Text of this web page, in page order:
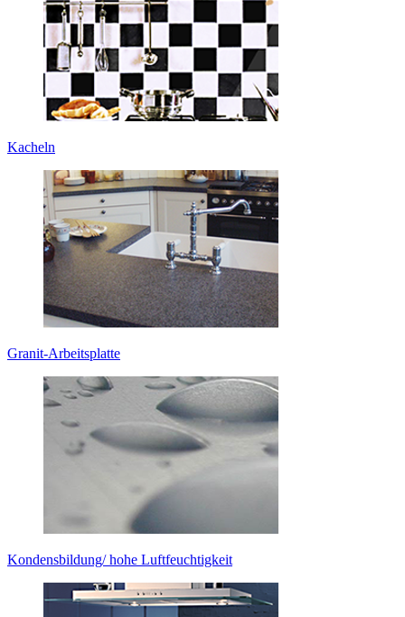
Kacheln
Granit-Arbeitsplatte
Kondensbildung/ hohe Luftfeuchtigkeit